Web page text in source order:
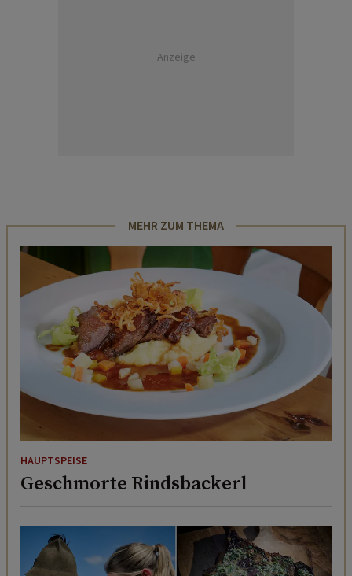
Anzeige
MEHR ZUM THEMA
HAUPTSPEISE
Geschmorte Rindsbackerl